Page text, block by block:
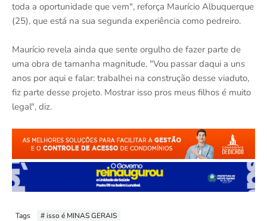
toda a oportunidade que vem", reforça Maurício Albuquerque
(25), que está na sua segunda experiência como pedreiro.
Maurício revela ainda que sente orgulho de fazer parte de
uma obra de tamanha magnitude. "Vou passar daqui a uns
anos por aqui e falar: trabalhei na construção desse viaduto,
fiz parte desse projeto. Mostrar isso pros meus filhos é muito
legal", diz.
Tags # isso é MINAS GERAIS